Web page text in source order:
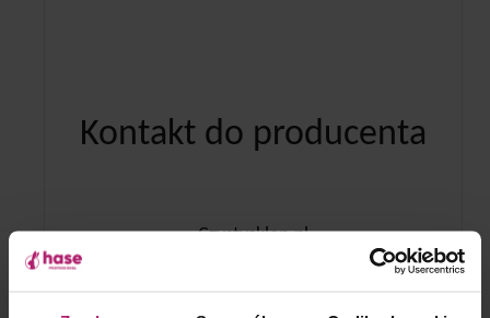
Kontakt do producenta
Czystysklep.pl
NIP: 848 000 13 33